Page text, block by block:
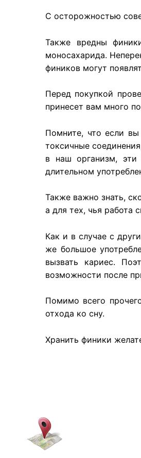
С осторожностью
Также вредны
моносахарида.
фиников могут
Перед покупкой
принесет вам много
Помните, что если
токсичные
в наш организм, эти
длительном
Также важно знать,
а для тех, чья работа
Как и в случае с
же большое
вызвать кариес.
возможности после
Помимо всего
отхода ко сну.
Хранить финики